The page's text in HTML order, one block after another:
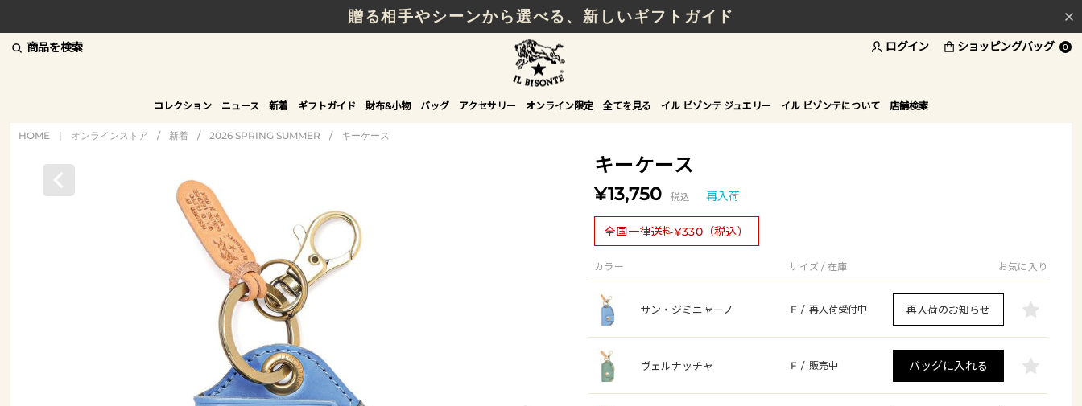
贈る相手やシーンから選べる、新しいギフトガイド
商品を検索 ログイン ショッピングバッグ 0
コレクション ニュース 新着 ギフトガイド 財布&小物 バッグ アクセサリー オンライン限定 全てを見る イル ビゾンテ ジュエリー イル ビゾンテについて 店舗検索
HOME | オンラインストア / 新着 / 2026 SPRING SUMMER / キーケース
キーケース
¥13,750 税込 再入荷
全国一律送料¥330（税込）
カラー サイズ / 在庫 お気に入り
サン・ジミニャーノ F / 再入荷受付中 再入荷のお知らせ
ヴェルナッチャ F / 販売中 バッグに入れる